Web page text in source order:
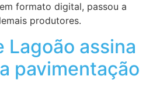
formato digital, passou a
produtores.
Lagoão assina
pavimentação